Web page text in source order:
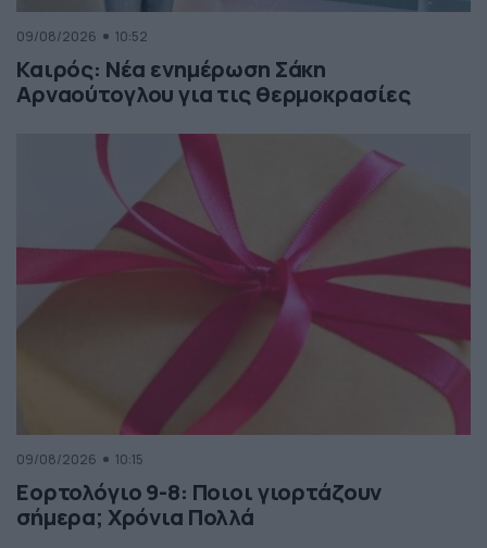
09/08/2026 10:52
Καιρός: Νέα ενημέρωση Σάκη
Αρναούτογλου για τις θερμοκρασίες
09/08/2026 10:15
Εορτολόγιο 9-8: Ποιοι γιορτάζουν
σήμερα; Χρόνια Πολλά